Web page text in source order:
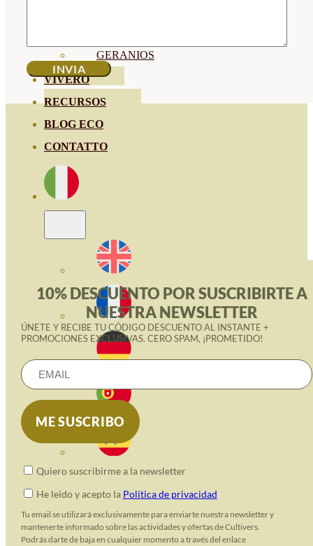
GERANIOS
VIVERO
RECURSOS
BLOG ECO
CONTATTO
10% DESCUENTO POR SUSCRIBIRTE A
NUESTRA NEWSLETTER
ÚNETE Y RECIBE TU CÓDIGO DESCUENTO AL INSTANTE +
PROMOCIONES EXCLUSIVAS. CERO SPAM, ¡PROMETIDO!
Quiero suscribirme a la newsletter
He leido y acepto la Política de privacidad
Tu email se utilizará exclusivamente para enviarte nuestra newsletter y
mantenerte informado sobre las actividades y ofertas de Cultivers.
Podrás darte de baja en cualquier momento a través del enlace